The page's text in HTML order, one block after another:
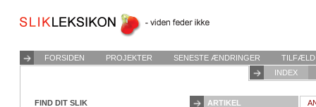
FORSIDEN PROJEKTER SENESTE ÆNDRINGER
INDEX
FIND DIT SLIK ARTIKEL